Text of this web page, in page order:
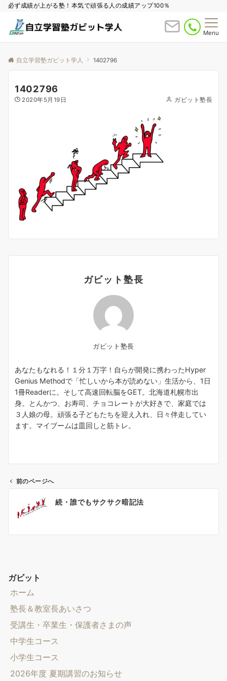
必ず成績が上がる塾！本気で頑張る人の成績アップ100％
Menu
自立学習塾ガビット学人 1402796
1402796
2020年5月19日 ガビット塾長
ガビット塾長
ガビット塾長
あなたもなれる！１分１万字！自らが開発に携わったHyper
Genius Methodで「忙しいから本が読めない」生活から、1日
1冊Readerに。そして高速回転脳をGET。北海道札幌市出
身。とんかつ、お寿司、チョコレートが大好きで、家庭では
３人娘の母。頑張る子どもたちを迎え入れ、日々伴走してい
ます。マイブームは皿回しと筋トレ。
ビ
ョ
ン
前のページへ
続・誰でもサクサク暗記法
ガビット
ホーム
塾長＆教室長あいさつ
受講生・卒業生・保護者さまの声
中学生コース
小学生コース
2026年度 夏期講習のお知らせ